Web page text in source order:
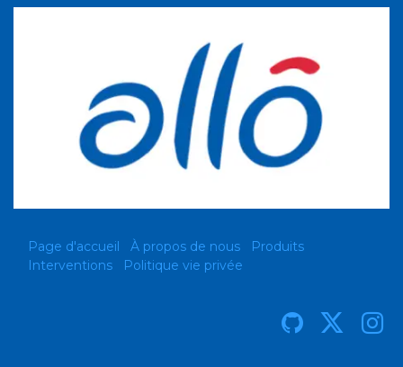
Page d'accueil À propos de nous
Produits
Interventions
Politique vie privée